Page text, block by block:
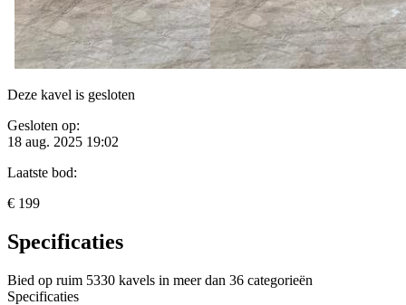
Deze kavel is gesloten
Gesloten op:
18 aug. 2025 19:02
Laatste bod:
€ 199
Specificaties
Bied op ruim 5330 kavels in meer dan 36 categorieën
Specificaties